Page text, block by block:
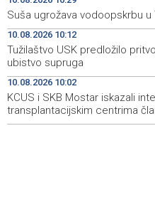
09:51
Izdato narandžasto
temperature zraka
09:34
Šesta 'Maslenicijada' u
tradicionalne kuhinje
09:30
Nakon deset godina u
"Puno je lakše kada imaš
Suša ugrožava vodoopskrbu u
10.08.2026 10:12
Tužilaštvo USK predložilo
ubistvo supruga
10.08.2026 10:02
KCUS i SKB Mostar iskazali
transplantacijskim centrima